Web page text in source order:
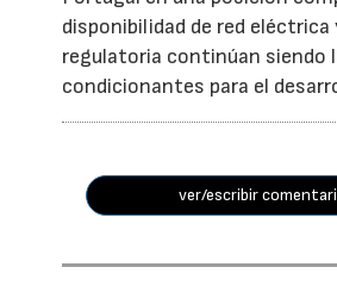
disponibilidad de red eléctrica
regulatoria continúan siendo
condicionantes para el
ver/escribir